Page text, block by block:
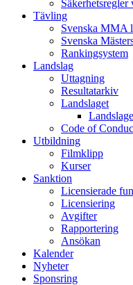
Tävling
Svenska MMA
Svenska
Rankingsystem
Landslag
Uttagning
Resultatarkiv
Landslaget
Code of
Utbildning
Filmklipp
Kurser
Sanktion
Licensierade
Licensiering
Avgifter
Rapportering
Ansökan
Kalender
Nyheter
Sponsring